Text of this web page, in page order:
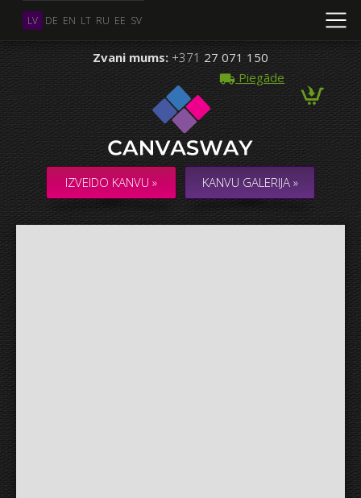
LV DE EN LT RU EE SV
Zvani mums: +371 27 071 150
Piegāde
IZVEIDO KANVU » KANVU GALERIJA »
Vairāki Foto
KOLĀŽA / KOMPOZĪCIJA no vairākiem Foto